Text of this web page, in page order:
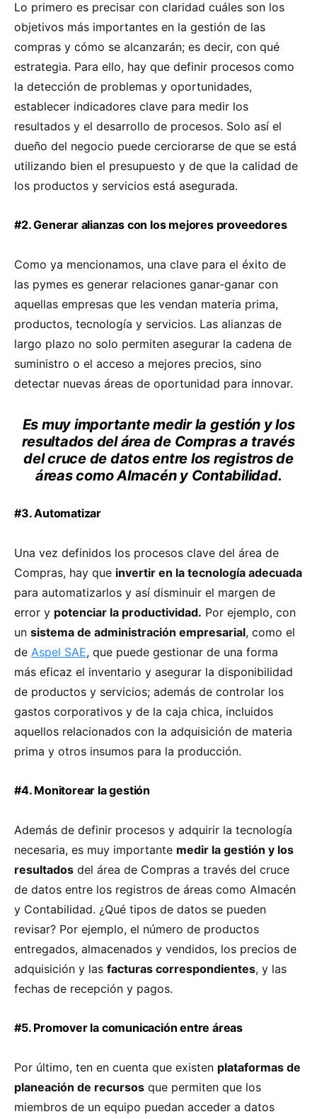
Lo primero es precisar con claridad cuáles son los
objetivos más importantes en la gestión de las
compras y cómo se alcanzarán; es decir, con qué
estrategia. Para ello, hay que definir procesos como
la detección de problemas y oportunidades,
establecer indicadores clave para medir los
resultados y el desarrollo de procesos. Solo así el
dueño del negocio puede cerciorarse de que se está
utilizando bien el presupuesto y de que la calidad de
los productos y servicios está asegurada.
#2. Generar alianzas con los mejores proveedores
Como ya mencionamos, una clave para el éxito de
las pymes es generar relaciones ganar-ganar con
aquellas empresas que les vendan materia prima,
productos, tecnología y servicios. Las alianzas de
largo plazo no solo permiten asegurar la cadena de
suministro o el acceso a mejores precios, sino
detectar nuevas áreas de oportunidad para innovar.
Es muy importante medir la gestión y los
resultados del área de Compras a través
del cruce de datos entre los registros de
áreas como Almacén y Contabilidad.
#3. Automatizar
Una vez definidos los procesos clave del área de
Compras, hay que invertir en la tecnología adecuada
para automatizarlos y así disminuir el margen de
error y potenciar la productividad. Por ejemplo, con
un sistema de administración empresarial, como el
de Aspel SAE, que puede gestionar de una forma
más eficaz el inventario y asegurar la disponibilidad
de productos y servicios; además de controlar los
gastos corporativos y de la caja chica, incluidos
aquellos relacionados con la adquisición de materia
prima y otros insumos para la producción.
#4. Monitorear la gestión
Además de definir procesos y adquirir la tecnología
necesaria, es muy importante medir la gestión y los
resultados del área de Compras a través del cruce
de datos entre los registros de áreas como Almacén
y Contabilidad. ¿Qué tipos de datos se pueden
revisar? Por ejemplo, el número de productos
entregados, almacenados y vendidos, los precios de
adquisición y las facturas correspondientes, y las
fechas de recepción y pagos.
#5. Promover la comunicación entre áreas
Por último, ten en cuenta que existen plataformas de
planeación de recursos que permiten que los
miembros de un equipo puedan acceder a datos